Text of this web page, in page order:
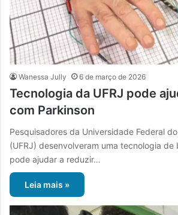
Wanessa Jully 6 de março de 2026
Tecnologia da UFRJ pode
com Parkinson
Pesquisadores da Universidade Federal
(UFRJ) desenvolveram uma tecnologia
pode ajudar a reduzir…
Leia mais »